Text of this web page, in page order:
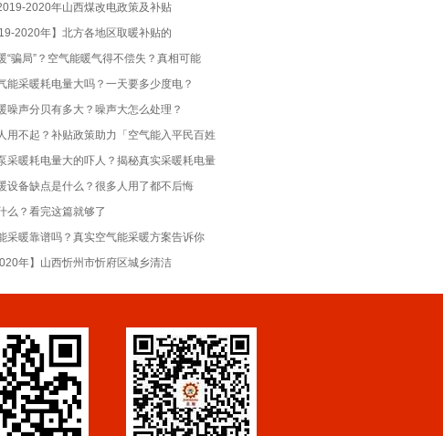
2020年山西煤改电政策及补贴
2020年】北方各地区取暖补贴的
“骗局”？空气能暖气得不偿失？真相可能
能采暖耗电量大吗？一天要多少度电？
噪声分贝有多大？噪声大怎么处理？
用不起？补贴政策助力「空气能入平民百姓
采暖耗电量大的吓人？揭秘真实采暖耗电量
设备缺点是什么？很多人用了都不后悔
么？看完这篇就够了
采暖靠谱吗？真实空气能采暖方案告诉你
年】山西忻州市忻府区城乡清洁